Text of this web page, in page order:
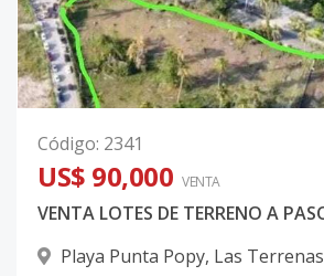
Código: 2341
US$ 90,000 VENTA
Playa Punta Popy, Las Terrenas